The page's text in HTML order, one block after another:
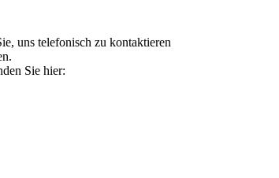
uns telefonisch zu kontaktieren
Sie hier: